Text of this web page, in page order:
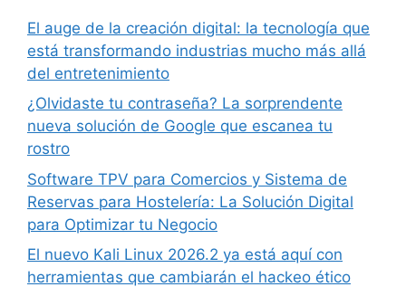
El auge de la creación digital: la tecnología que
está transformando industrias mucho más allá
del entretenimiento
¿Olvidaste tu contraseña? La sorprendente
nueva solución de Google que escanea tu
rostro
Software TPV para Comercios y Sistema de
Reservas para Hostelería: La Solución Digital
para Optimizar tu Negocio
El nuevo Kali Linux 2026.2 ya está aquí con
herramientas que cambiarán el hackeo ético